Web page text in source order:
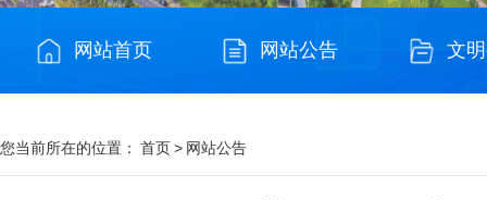
网站首页 网站公告 文
您当前所在的位置： 首页> 网站公告